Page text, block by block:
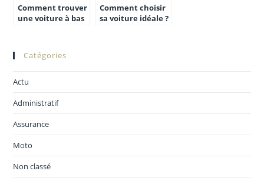
Comment trouver
une voiture à bas
Comment choisir
sa voiture idéale ?
Catégories
Actu
Administratif
Assurance
Moto
Non classé